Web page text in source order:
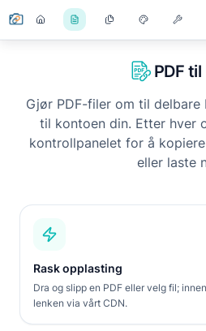
PDF til
Gjør PDF-filer om til delbare
til kontoen din. Etter hver
kontrollpanelet for å
eller laste
Rask opplasting
Dra og slipp en PDF eller velg fil;
lenken via vårt CDN.